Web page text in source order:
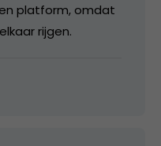
platform, omdat
rijgen.